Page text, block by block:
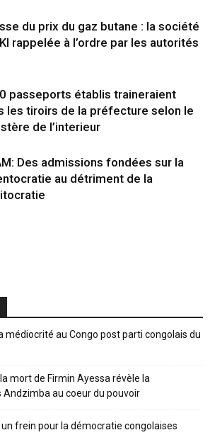
du prix du gaz butane : la société
rappelée à l’ordre par les autorités
passeports établis traineraient
les tiroirs de la préfecture selon le
de l’interieur
Des admissions fondées sur la
au détriment de la
médiocrité au Congo post parti congolais du
mort de Firmin Ayessa révèle la
au coeur du pouvoir
frein pour la démocratie congolaises